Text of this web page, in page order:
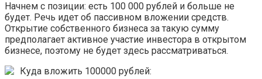
Начнем с позиции: есть 100 000 рублей и больше не
будет. Речь идет об пассивном вложении средств.
Открытие собственного бизнеса за такую сумму
предполагает активное участие инвестора в открытом
бизнесе, поэтому не будет здесь рассматриваться.
Куда вложить 100000 рублей: